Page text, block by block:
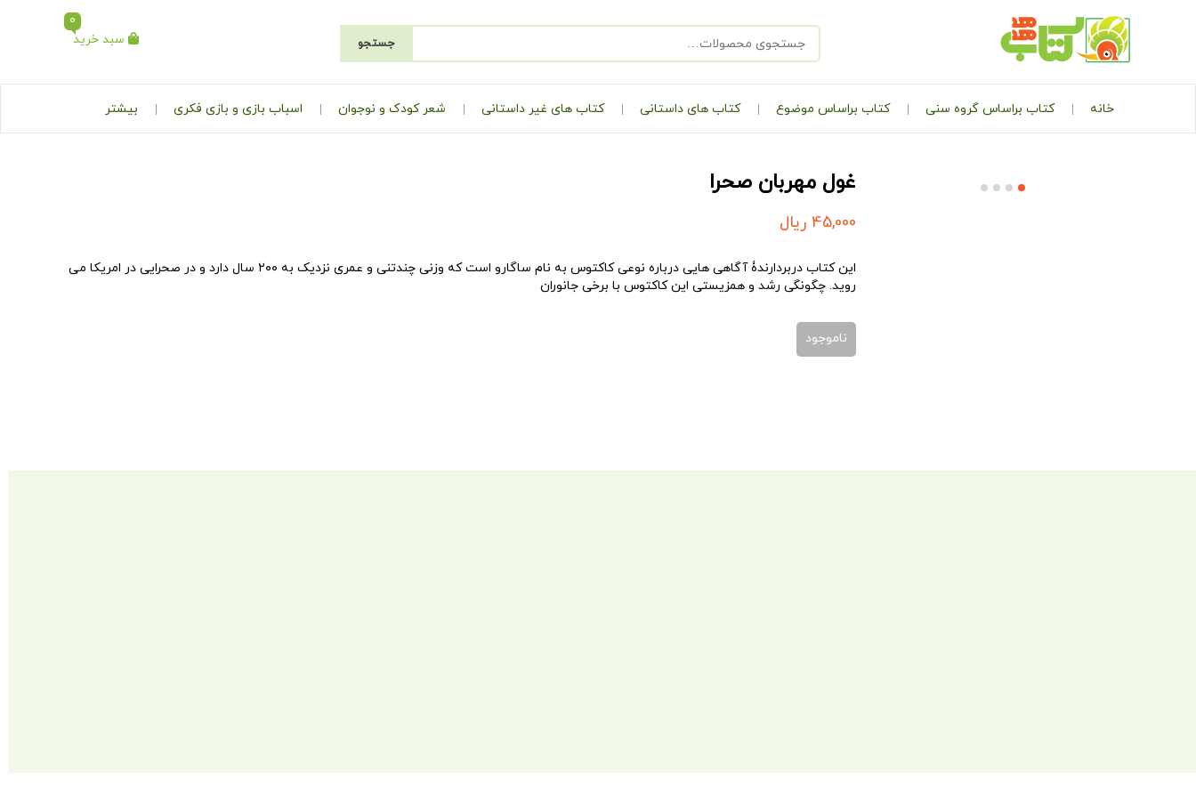
جستجو سبد خرید
0
خانه کتاب براساس گروه سنی کتاب براساس موضوع کتاب های داستانی کتاب های غیر داستانی شعر کودک و نوجوان اسباب بازی و بازی فکری بیشتر
غول مهربان صحرا
45,000 ریال
این کتاب دربردارندۀ آگاهی هایی درباره نوعی کاکتوس به نام ساگارو است که وزنی چندتنی و عمری نزدیک به ۲۰۰ سال دارد و در صحرایی در امریکا می
روید. چگونگی رشد و همزیستی این کاکتوس با برخی جانوران
ناموجود